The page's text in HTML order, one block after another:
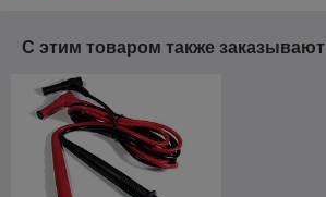
С этим товаром также заказывают